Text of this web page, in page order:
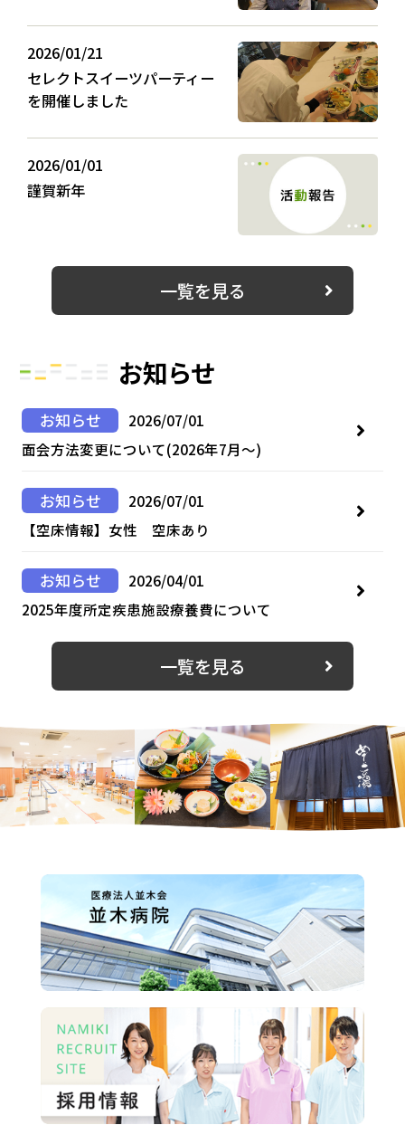
2026/01/21
セレクトスイーツパーティー
を開催しました
2026/01/01
謹賀新年
一覧を見る
お知らせ
お知らせ
2026/07/01
面会方法変更について(2026年7月～)
お知らせ
2026/07/01
【空床情報】女性 空床あり
お知らせ
2026/04/01
2025年度所定疾患施設療養費について
一覧を見る